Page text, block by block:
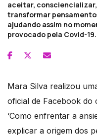
aceitar,
transformar
ajudando assim no
provocado pela Covid-19.
Mara Silva realizou
oficial de Facebook do
‘Como enfrentar a
explicar a origem dos